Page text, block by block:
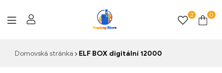
2 0
Domovská stránka ELF BOX digitální 12000